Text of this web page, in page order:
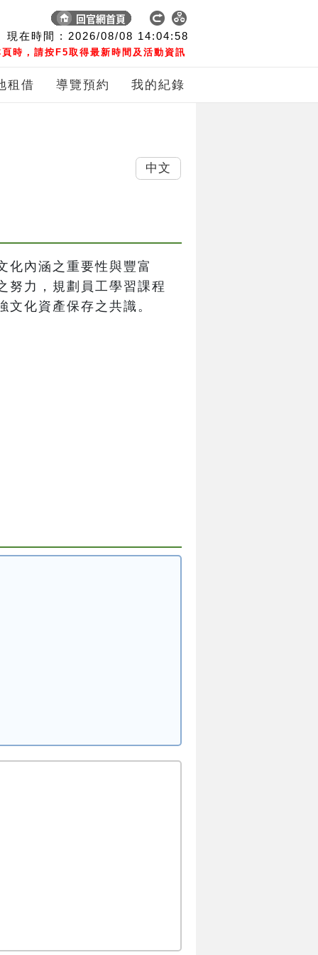
現在時間 : 2026/08/08 14:04:58
時，請按F5取得最新時間及活動資訊
租借 導覽預約 我的紀錄
化內涵之重要性與豐富
努力，規劃員工學習課程
化資產保存之共識。